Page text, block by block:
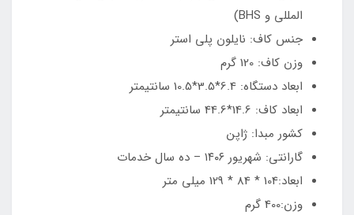
المللی و BHS)
جنس کاف: نایلون پلی استر
وزن کاف: 120 گرم
ابعاد دستگاه: 6.4*3.5*10.5 سانتیمتر
ابعاد کاف: 14.6*44.6 سانتیمتر
کشور مبدا: ژاپن
گارانتی: شهریور ۱۴۰۶ – ده سال خدمات
ابعاد:104 * 84 * 129 میلی ‌متر
وزن:400 گرم